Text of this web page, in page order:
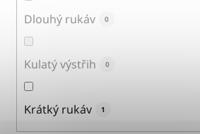
Dlouhý rukáv 0
Kulatý výstřih 0
Krátký rukáv 1